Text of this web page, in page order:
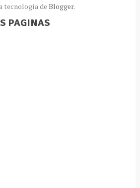
tecnología de Blogger.
PAGINAS